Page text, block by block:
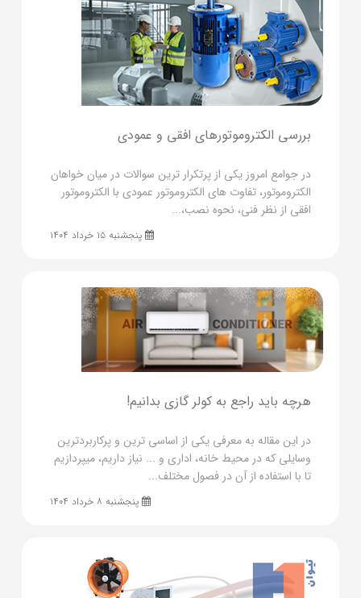
بررسی الکتروموتورهای افقی و عمودی
در جوامع امروز یکی از پرتکرار ترین سوالات در میان خواهان
الکتروموتور، تفاوت های الکتروموتور عمودی با الکتروموتور
افقی از نظر فنی، نحوه نصب،...
پنجشنبه ۱۵ خرداد ۱۴۰۴
هرچه باید راجع به کولر گازی بدانیم!
در این مقاله به معرفی یکی از اساسی ترین و پرکاربردترین
وسایلی که در محیط خانه، اداری و ... نیاز داریم، میپردازیم
تا با استفاده از آن در فصول مختلف...
پنجشنبه ۸ خرداد ۱۴۰۴